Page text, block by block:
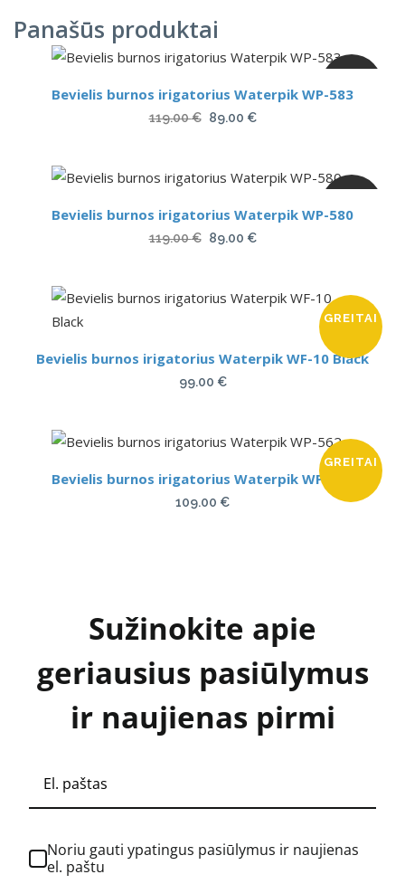
Panašūs produktai
Bevielis burnos irigatorius Waterpik WP-583
119.00€ Original
119.00 €.
89.00 €Current
89.00 €.
Bevielis burnos irigatorius Waterpik WP-580
119.00€ Original
119.00 €.
89.00 €Current
89.00 €.
GREITAI
Bevielis burnos irigatorius Waterpik WF-10 Black
99.00 €
GREITAI
Bevielis burnos irigatorius Waterpik WP-562
109.00 €
Sužinokite apie
geriausius pasiūlymus
ir naujienas pirmi
Noriu gauti ypatingus pasiūlymus ir naujienas
el. paštu